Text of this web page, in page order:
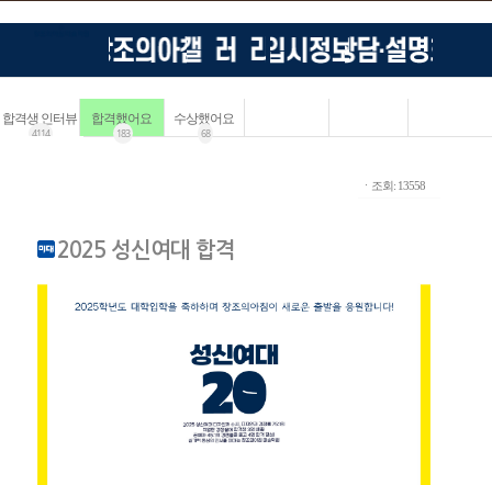
합격생 인터뷰
4114
합격했어요
183
수상했어요
68
ㆍ조회: 13558
2025 성신여대 합격